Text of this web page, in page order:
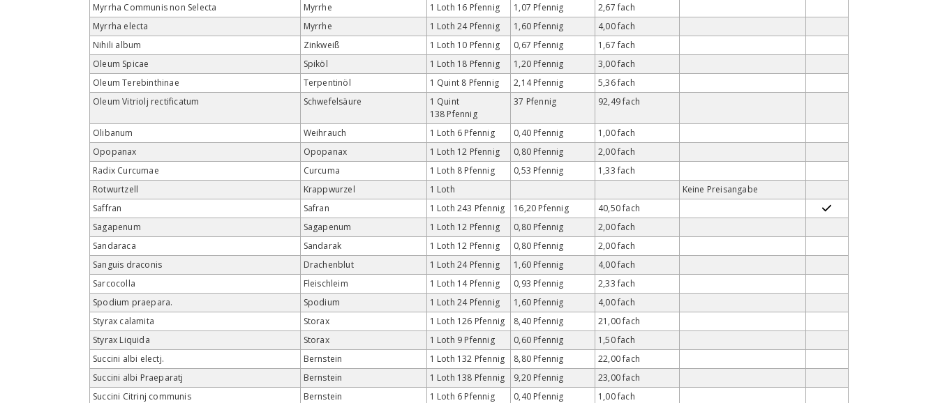
Myrrha Communis non Selecta
Myrrhe 1 Loth 16 Pfennig 1,07 Pfennig
2,67 fach
Myrrha electa
Myrrhe 1 Loth 24 Pfennig 1,60 Pfennig
4,00 fach
Nihili album
Zinkweiß 1 Loth 10 Pfennig 0,67 Pfennig
1,67 fach
Oleum Spicae
Spiköl 1 Loth 18 Pfennig 1,20 Pfennig
3,00 fach
Oleum Terebinthinae
Terpentinöl 1 Quint 8 Pfennig 2,14 Pfennig
5,36 fach
Oleum Vitriolj rectificatum
Schwefelsäure
1 Quint
138 Pfennig
37 Pfennig 92,49 fach
Olibanum Weihrauch 1 Loth 6 Pfennig 0,40 Pfennig
1,00 fach
Opopanax
Opopanax 1 Loth 12 Pfennig 0,80 Pfennig
2,00 fach
Radix Curcumae
Curcuma 1 Loth 8 Pfennig 0,53 Pfennig
1,33 fach
Rotwurtzell
Krappwurzel 1 Loth
Keine Preisangabe
Saffran
Safran 1 Loth 243 Pfennig 16,20 Pfennig
40,50 fach
Sagapenum
Sagapenum 1 Loth 12 Pfennig 0,80 Pfennig
2,00 fach
Sandaraca
Sandarak 1 Loth 12 Pfennig 0,80 Pfennig
2,00 fach
Sanguis draconis
Drachenblut 1 Loth 24 Pfennig 1,60 Pfennig
4,00 fach
Sarcocolla
Fleischleim 1 Loth 14 Pfennig 0,93 Pfennig
2,33 fach
Spodium praepara.
Spodium 1 Loth 24 Pfennig 1,60 Pfennig
4,00 fach
Styrax calamita
Storax 1 Loth 126 Pfennig 8,40 Pfennig
21,00 fach
Styrax Liquida
Storax 1 Loth 9 Pfennig 0,60 Pfennig
1,50 fach
Succini albi electj.
Bernstein 1 Loth 132 Pfennig 8,80 Pfennig
22,00 fach
Succini albi Praeparatj
Bernstein 1 Loth 138 Pfennig 9,20 Pfennig
23,00 fach
Succini Citrinj communis
Bernstein 1 Loth 6 Pfennig 0,40 Pfennig
1,00 fach